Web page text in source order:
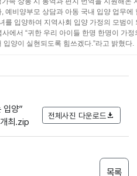
예비양부모 상담과 아동 국내 입양 업무
를 입양하여 지역사회 입양 가정의 모범
에서 “귀한 우리 아이들 한명 한명이 가
양이 실현되도록 힘쓰겠다.”라고 밝혔다.
입양”
최.zip
전체사진 다운로드
목록